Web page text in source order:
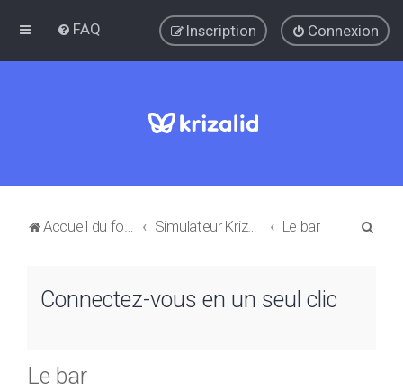
FAQ Connexion
Inscription
Accueil du forum Simulateur Krizalid: Questions et réponses Le bar
Connectez-vous en un seul clic
Le bar